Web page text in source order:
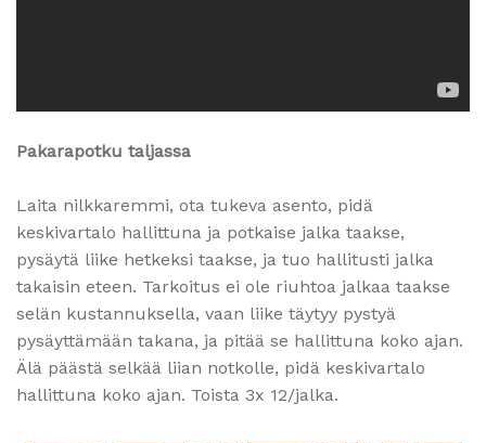
Pakarapotku taljassa
Laita nilkkaremmi, ota tukeva asento, pidä
keskivartalo hallittuna ja potkaise jalka taakse,
pysäytä liike hetkeksi taakse, ja tuo hallitusti jalka
takaisin eteen. Tarkoitus ei ole riuhtoa jalkaa taakse
selän kustannuksella, vaan liike täytyy pystyä
pysäyttämään takana, ja pitää se hallittuna koko ajan.
Älä päästä selkää liian notkolle, pidä keskivartalo
hallittuna koko ajan. Toista 3x 12/jalka.